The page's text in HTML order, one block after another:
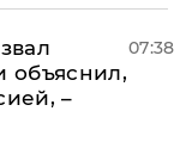
объяснил,
–
07:38